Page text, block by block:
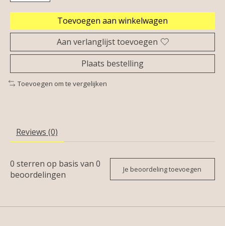
Toevoegen aan winkelwagen
Aan verlanglijst toevoegen
Plaats bestelling
Toevoegen om te vergelijken
Reviews (0)
0 sterren op basis van 0
beoordelingen
Je beoordeling toevoegen